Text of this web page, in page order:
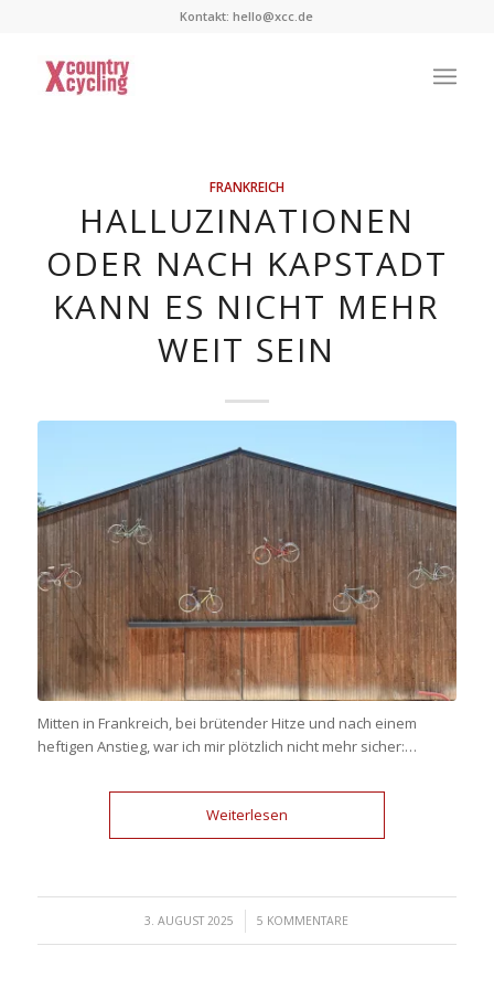
Kontakt:hello@xcc.de
FRANKREICH
HALLUZINATIONEN
ODER NACH KAPSTADT
KANN ES NICHT MEHR
WEIT SEIN
Mitten in Frankreich, bei brütender Hitze und nach einem
heftigen Anstieg, war ich mir plötzlich nicht mehr sicher:…
Weiterlesen
3. AUGUST 2025
/ 5 KOMMENTARE